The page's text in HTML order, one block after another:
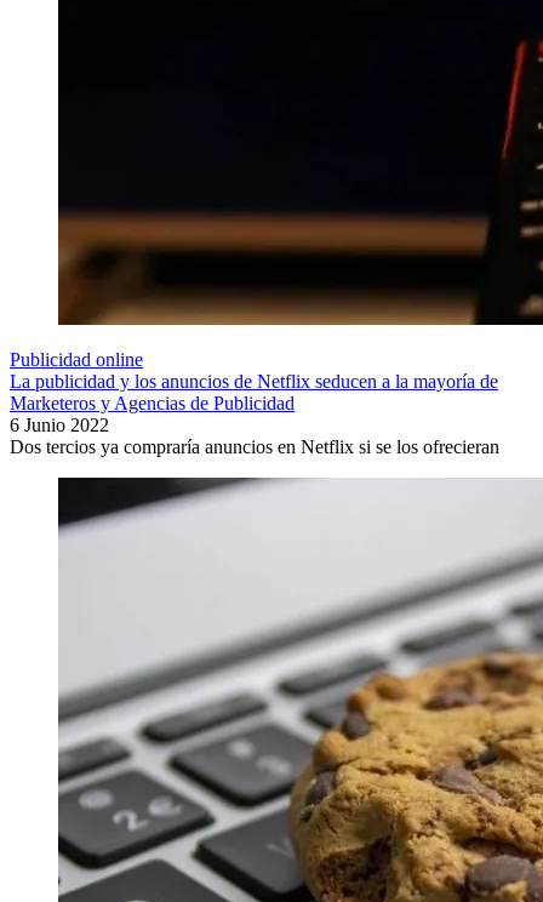
Publicidad online
La publicidad y los anuncios de Netflix seducen a la mayoría de
Marketeros y Agencias de Publicidad
6 Junio 2022
Dos tercios ya compraría anuncios en Netflix si se los ofrecieran